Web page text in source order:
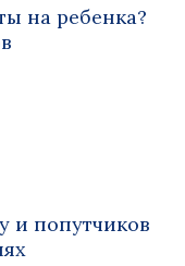
на ребенка?
и попутчиков